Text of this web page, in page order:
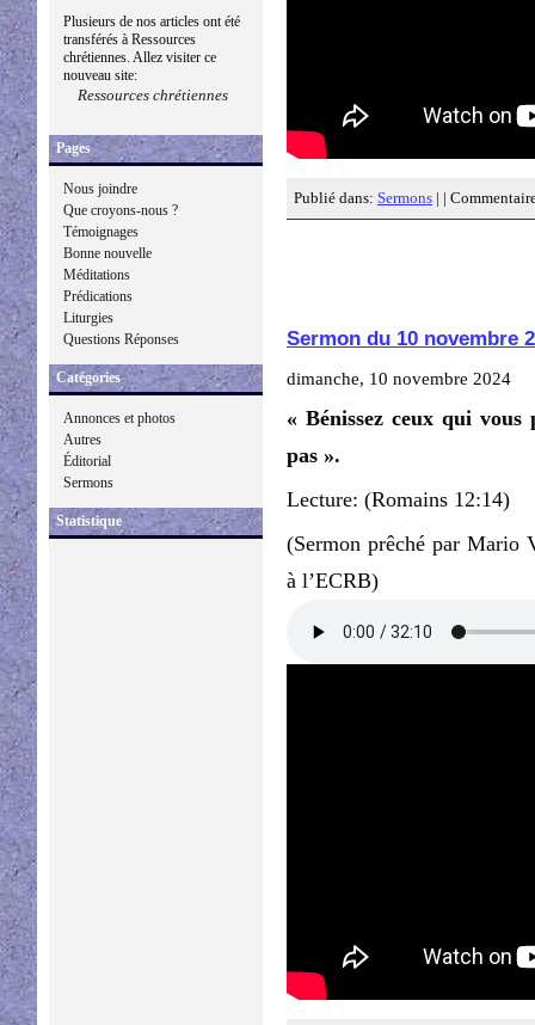
Plusieurs de nos articles ont été
transférés à Ressources
chrétiennes. Allez visiter ce
nouveau site:
Ressources chrétiennes
Pages
Nous joindre
Que croyons-nous ?
Témoignages
Bonne nouvelle
Méditations
Prédications
Liturgies
Questions Réponses
Catégories
Annonces et photos
Autres
Éditorial
Sermons
Statistique
Publié dans: Sermons | |
Sermon du 10 novembre
dimanche, 10 novembre 2024
« Bénissez ceux qui vous
pas ».
Lecture: (Romains 12:14)
(Sermon prêché par Mario
à l’ECRB)